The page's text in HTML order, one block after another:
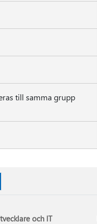
till samma grupp
och IT